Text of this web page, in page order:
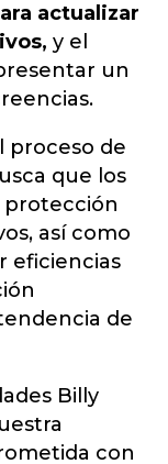
actualizar
y el
un
proceso de
que los
protección
así como
eficiencias
de
Billy
con